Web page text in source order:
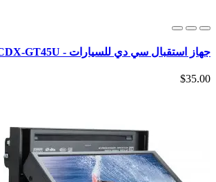
جهاز استقبال سي دي للسيارات - CDX-GT45U من سوني
$35.00